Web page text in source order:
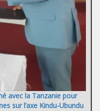
avec la Tanzanie pour
sur l’axe Kindu-Ubundu